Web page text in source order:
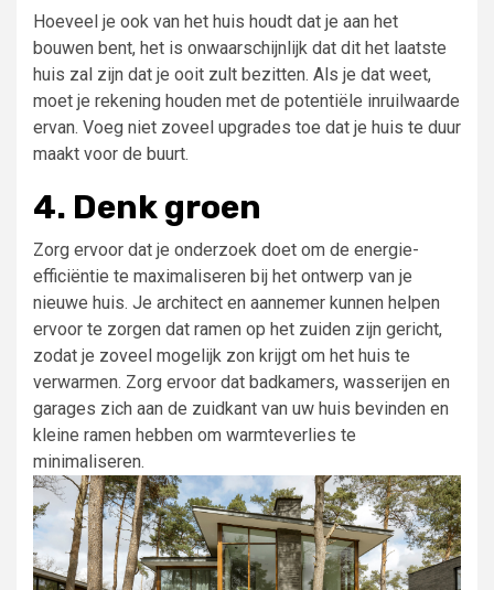
Hoeveel je ook van het huis houdt dat je aan het
bouwen bent, het is onwaarschijnlijk dat dit het laatste
huis zal zijn dat je ooit zult bezitten. Als je dat weet,
moet je rekening houden met de potentiële inruilwaarde
ervan. Voeg niet zoveel upgrades toe dat je huis te duur
maakt voor de buurt.
4. Denk groen
Zorg ervoor dat je onderzoek doet om de energie-
efficiëntie te maximaliseren bij het ontwerp van je
nieuwe huis. Je architect en aannemer kunnen helpen
ervoor te zorgen dat ramen op het zuiden zijn gericht,
zodat je zoveel mogelijk zon krijgt om het huis te
verwarmen. Zorg ervoor dat badkamers, wasserijen en
garages zich aan de zuidkant van uw huis bevinden en
kleine ramen hebben om warmteverlies te
minimaliseren.